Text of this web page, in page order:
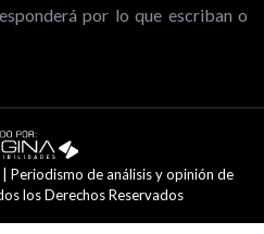
por lo que escriban o
de análisis y opinión de
los Derechos Reservados